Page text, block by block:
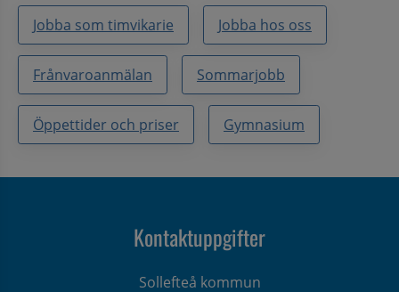
Jobba som timvikarie Jobba hos oss
Frånvaroanmälan Sommarjobb
Öppettider och priser Gymnasium
Kontaktuppgifter
Sollefteå kommun